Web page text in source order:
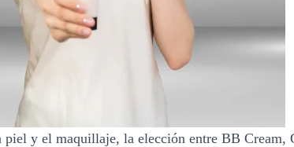
y el maquillaje, la elección entre BB Cream,